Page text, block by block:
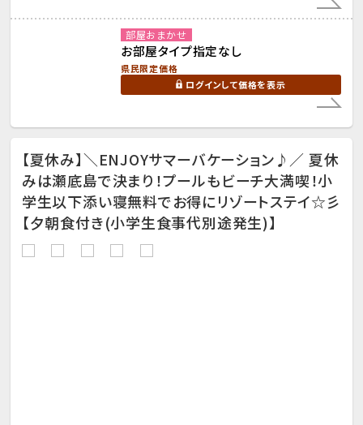
部屋おまかせ
お部屋タイプ指定なし
県民限定価格
ログインして価格を表示
【夏休み】＼ENJOYサマーバケーション♪／ 夏休
みは瀬底島で決まり！プールもビーチ大満喫！小
学生以下添い寝無料でお得にリゾートステイ☆彡
【夕朝食付き(小学生食事代別途発生)】